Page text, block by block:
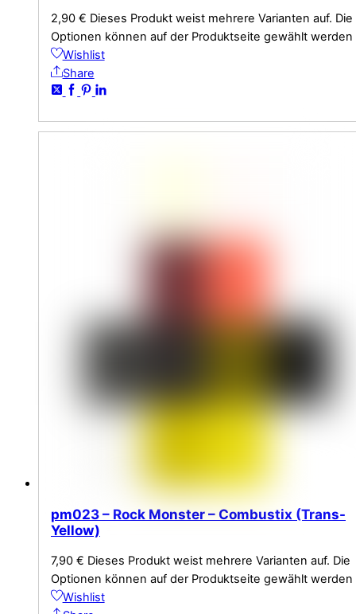
2,90 € Dieses Produkt weist mehrere Varianten auf. Die
Optionen können auf der Produktseite gewählt werden
Wishlist
Share
pm023 – Rock Monster – Combustix (Trans-
Yellow)
7,90 € Dieses Produkt weist mehrere Varianten auf. Die
Optionen können auf der Produktseite gewählt werden
Wishlist